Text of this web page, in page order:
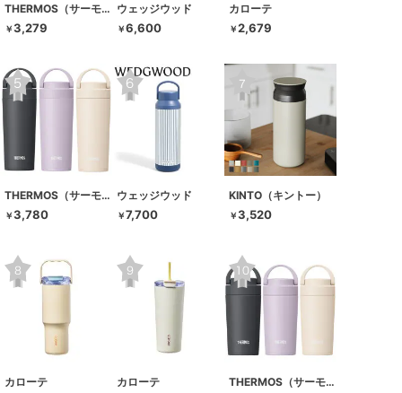
THERMOS（サーモス）
￥3,279
ウェッジウッド
￥6,600
カローテ
￥2,679
THERMOS（サーモス）
￥3,780
ウェッジウッド
￥7,700
KINTO（キントー）
￥3,520
カローテ カローテ THERMOS（サーモス）